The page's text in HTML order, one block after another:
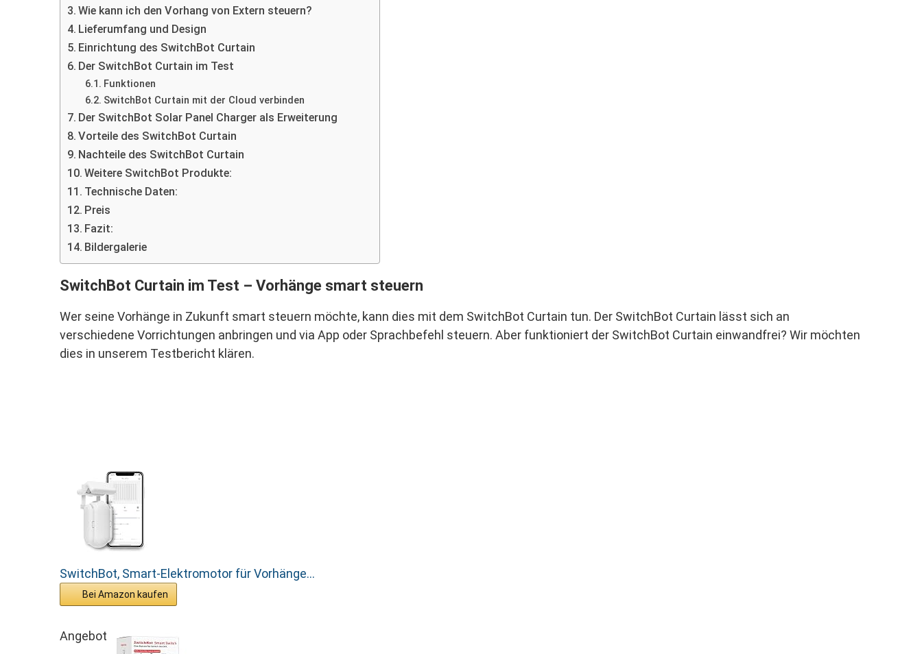
Wie kann ich den Vorhang von Extern steuern?
Lieferumfang und Design
Einrichtung des SwitchBot Curtain
Der SwitchBot Curtain im Test
Funktionen
SwitchBot Curtain mit der Cloud verbinden
Der SwitchBot Solar Panel Charger als Erweiterung
Vorteile des SwitchBot Curtain
Nachteile des SwitchBot Curtain
Weitere SwitchBot Produkte:
Technische Daten:
Preis
Fazit:
Bildergalerie
SwitchBot Curtain im Test – Vorhänge smart steuern
Wer seine Vorhänge in Zukunft smart steuern möchte, kann dies mit dem SwitchBot Curtain tun. Der SwitchBot Curtain lässt sich an
verschiedene Vorrichtungen anbringen und via App oder Sprachbefehl steuern. Aber funktioniert der SwitchBot Curtain einwandfrei? Wir möchten
dies in unserem Testbericht klären.
SwitchBot, Smart-Elektromotor für Vorhänge...
Bei Amazon kaufen
Angebot